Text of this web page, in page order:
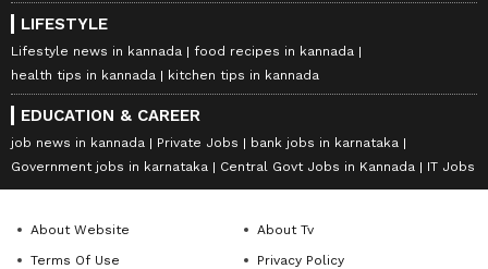
LIFESTYLE
Lifestyle news in kannada
food recipes in kannada
health tips in kannada
kitchen tips in kannada
EDUCATION & CAREER
job news in kannada Private Jobs
bank jobs in karnataka
Government jobs in karnataka
Central Govt Jobs in Kannada IT Jobs
About Website
About Tv
Terms Of Use
Privacy Policy